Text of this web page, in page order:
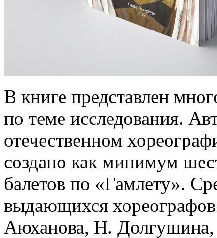
В книге представлен
по теме исследования.
отечественном
создано как минимум
балетов по «Гамлету».
выдающихся
Аюханова, Н.